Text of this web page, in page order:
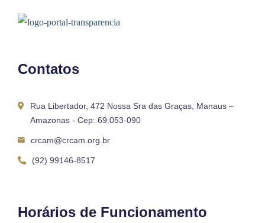
Contatos
Rua Libertador, 472 Nossa Sra das Graças, Manaus –
Amazonas - Cep: 69.053-090
crcam@crcam.org.br
(92) 99146-8517
Horários de Funcionamento